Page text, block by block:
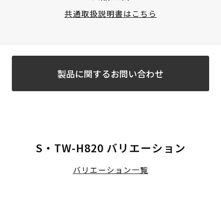
共通取扱説明書はこちら
製品に関するお問い合わせ
S・TW-H820 バリエーション
バリエーション一覧